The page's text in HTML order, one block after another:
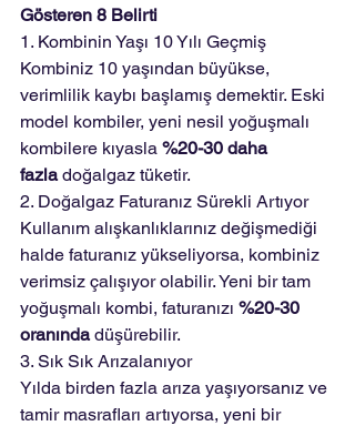
Gösteren 8 Belirti
1. Kombinin Yaşı 10 Yılı Geçmiş
Kombiniz 10 yaşından büyükse,
verimlilik kaybı başlamış demektir. Eski
model kombiler, yeni nesil yoğuşmalı
kombilere kıyasla %20-30 daha
fazla doğalgaz tüketir.
2. Doğalgaz Faturanız Sürekli Artıyor
Kullanım alışkanlıklarınız değişmediği
halde faturanız yükseliyorsa, kombiniz
verimsiz çalışıyor olabilir. Yeni bir tam
yoğuşmalı kombi, faturanızı %20-30
oranında düşürebilir.
3. Sık Sık Arızalanıyor
Yılda birden fazla arıza yaşıyorsanız ve
tamir masrafları artıyorsa, yeni bir